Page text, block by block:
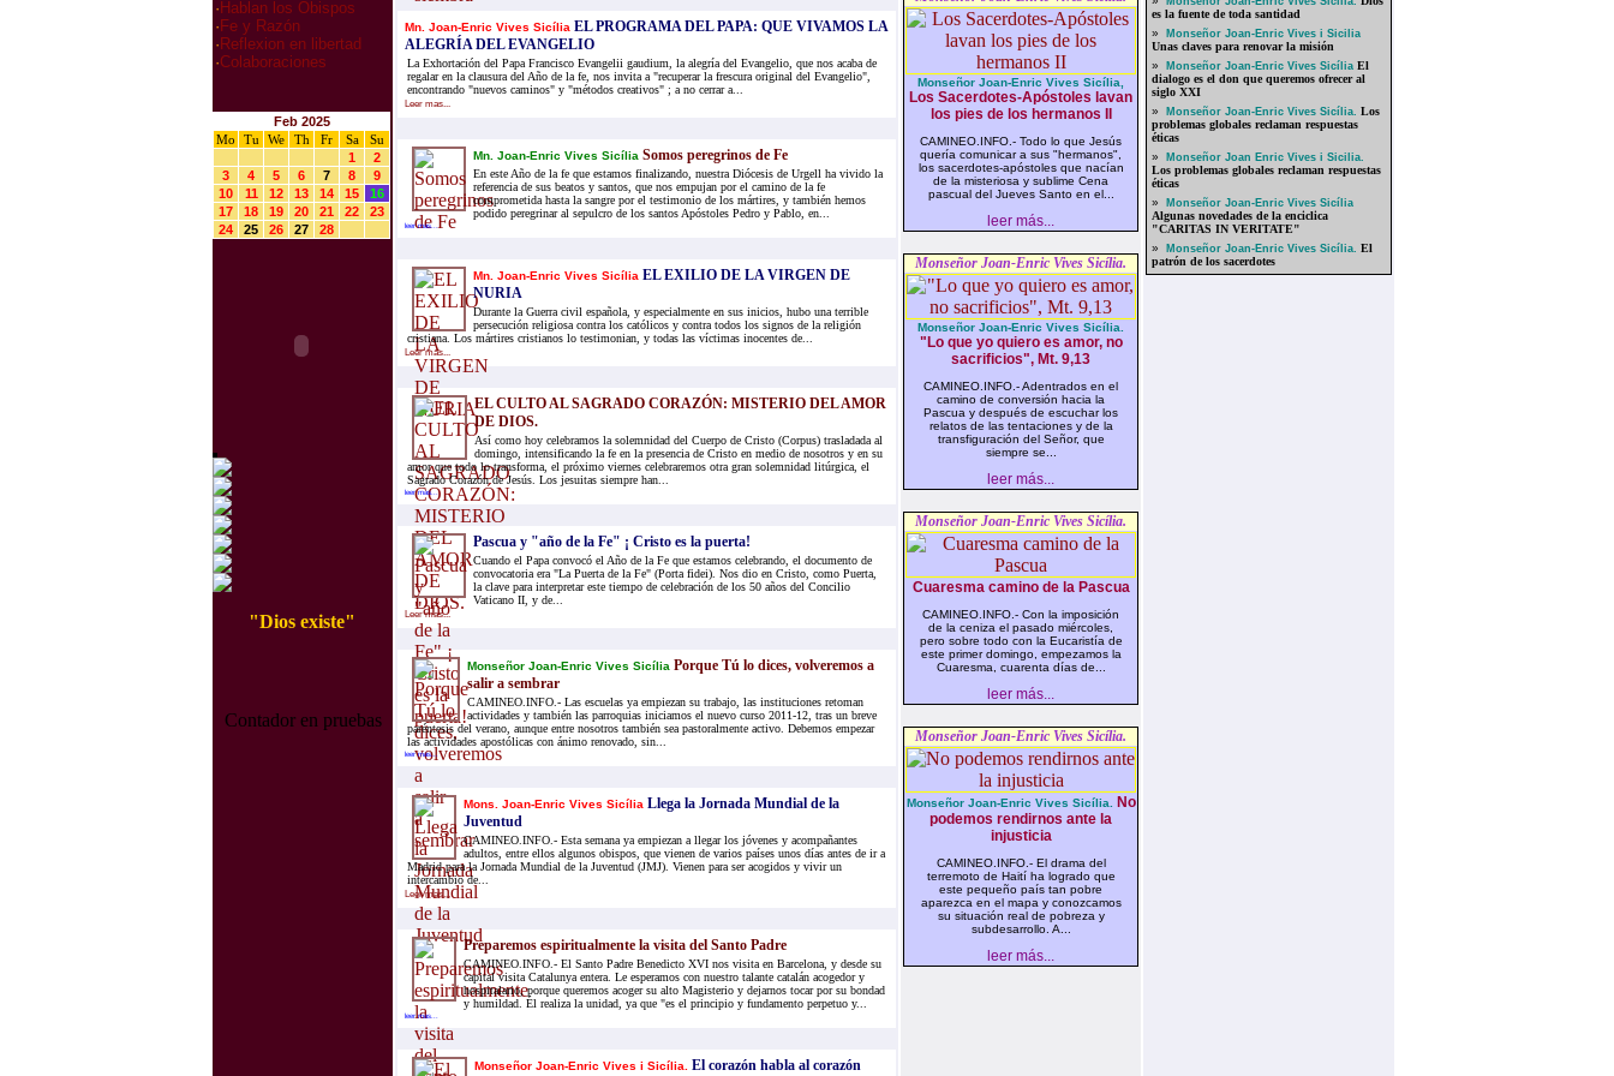
· Hablan los Obispos
· Fe y Razón
· Reflexion en libertad
·Colaboraciones
Feb 2025
Mo
Tu We Th Fr Sa
Su
1
2
3
4 5 6 7 8
9
10
11 12 13 14 15
16
17
18 19 20 21 22
23
24
25 26 27 28
"Dios existe"
Contador en pruebas
Mn. Joan-Enric Vives Sicília EL PROGRAMA DEL PAPA: QUE VIVAMOS LA
ALEGRÍA DEL EVANGELIO
La Exhortación del Papa Francisco Evangelii gaudium, la alegría del Evangelio, que nos acaba de
regalar en la clausura del Año de la fe, nos invita a "recuperar la frescura original del Evangelio",
encontrando "nuevos caminos" y "métodos creativos" ; a no cerrar a...
Leer mas...
Mn. Joan-Enric Vives Sicília Somos peregrinos de Fe
En este Año de la fe que estamos finalizando, nuestra Diócesis de Urgell ha vivido la
referencia de sus beatos y santos, que nos empujan por el camino de la fe
comprometida hasta la sangre por el testimonio de los mártires, y también hemos
podido peregrinar al sepulcro de los santos Apóstoles Pedro y Pablo, en...
leer mas...
Mn. Joan-Enric Vives Sicília EL EXILIO DE LA VIRGEN DE
NURIA
Durante la Guerra civil española, y especialmente en sus inicios, hubo una terrible
persecución religiosa contra los católicos y contra todos los signos de la religión
cristiana. Los mártires cristianos lo testimonian, y todas las víctimas inocentes de...
Leer mas...
EL CULTO AL SAGRADO CORAZÓN: MISTERIO DEL AMOR
DE DIOS.
Así como hoy celebramos la solemnidad del Cuerpo de Cristo (Corpus) trasladada al
domingo, intensificando la fe en la presencia de Cristo en medio de nosotros y en su
amor que todo lo transforma, el próximo viernes celebraremos otra gran solemnidad litúrgica, el
Sagrado Corazón de Jesús. Los jesuitas siempre han...
leer mas...
Pascua y "año de la Fe" ¡ Cristo es la puerta!
Cuando el Papa convocó el Año de la Fe que estamos celebrando, el documento de
convocatoria era "La Puerta de la Fe" (Porta fidei). Nos dio en Cristo, como Puerta,
la clave para interpretar este tiempo de celebración de los 50 años del Concilio
Vaticano II, y de...
Leer mas...
Monseñor Joan-Enric Vives Sicília Porque Tú lo dices, volveremos a
salir a sembrar
CAMINEO.INFO.- Las escuelas ya empiezan su trabajo, las instituciones retoman
actividades y también las parroquias iniciamos el nuevo curso 2011-12, tras un breve
paréntesis del verano, aunque entre nosotros también sea pastoralmente activo. Debemos empezar
las actividades apostólicas con ánimo renovado, sin...
leer mas...
Mons. Joan-Enric Vives Sicília Llega la Jornada Mundial de la
Juventud
CAMINEO.INFO.- Esta semana ya empiezan a llegar los jóvenes y acompañantes
adultos, entre ellos algunos obispos, que vienen de varios países unos días antes de ir a
Madrid para la Jornada Mundial de la Juventud (JMJ). Vienen para ser acogidos y vivir un
intercambio de...
Leer mas...
Preparemos espiritualmente la visita del Santo Padre
CAMINEO.INFO.- El Santo Padre Benedicto XVI nos visita en Barcelona, y desde su
capital visita Catalunya entera. Le esperamos con nuestro talante catalán acogedor y
hospitalario, porque queremos acoger su alto Magisterio y dejarnos tocar por su bondad
y humildad. Él realiza la unidad, ya que "es el principio y fundamento perpetuo y...
leer mas...
Monseñor Joan-Enric Vives i Sicília. El corazón habla al corazón
Monseñor Joan-Enric Vives Sicília,
Los Sacerdotes-Apóstoles lavan
los pies de los hermanos II
CAMINEO.INFO.- Todo lo que Jesús
quería comunicar a sus "hermanos",
los sacerdotes-apóstoles que nacían
de la misteriosa y sublime Cena
pascual del Jueves Santo en el...
leer más...
Monseñor Joan-Enric Vives Sicília.
Monseñor Joan-Enric Vives Sicília.
"Lo que yo quiero es amor, no
sacrificios", Mt. 9,13
CAMINEO.INFO.- Adentrados en el
camino de conversión hacia la
Pascua y después de escuchar los
relatos de las tentaciones y de la
transfiguración del Señor, que
siempre se...
leer más...
Monseñor Joan-Enric Vives Sicília.
Cuaresma camino de la Pascua
CAMINEO.INFO.- Con la imposición
de la ceniza el pasado miércoles,
pero sobre todo con la Eucaristía de
este primer domingo, empezamos la
Cuaresma, cuarenta días de...
leer más...
Monseñor Joan-Enric Vives Sicília.
Monseñor Joan-Enric Vives Sicília.
No
podemos rendirnos ante la
injusticia
CAMINEO.INFO.- El drama del
terremoto de Haití ha logrado que
este pequeño país tan pobre
aparezca en el mapa y conozcamos
su situación real de pobreza y
subdesarrollo. A...
leer más...
es la fuente de toda santidad
»
Monseñor Joan-Enric Vives i Sicilia
Unas claves para renovar la misión
»
Monseñor Joan-Enric Vives Sicília El
dialogo es el don que queremos ofrecer al
siglo XXI
»
Monseñor Joan-Enric Vives Sicília. Los
problemas globales reclaman respuestas
éticas
»
Monseñor Joan Enric Vives i Sicilia.
Los problemas globales reclaman respuestas
éticas
»
Monseñor Joan-Enric Vives Sicília
Algunas novedades de la enciclica
"CARITAS IN VERITATE"
»
Monseñor Joan-Enric Vives Sicília. El
patrón de los sacerdotes